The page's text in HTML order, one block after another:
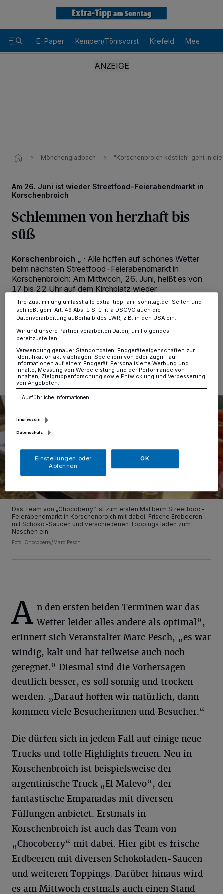
E-Paper Kempen/Tönisvorst Krefeld Meerbusch
Mönchengladbach "Korschenbroich köstlich" geht in
Am 26. Juni ist wieder Streetfood-Feierabendmarkt in
Korschenbroich
Schlemmen von herzhaft bis
süß
Korschenbroich „ · Alle hoffen auf schönes Wetter
beim nächsten Streetfood-Feierabendmarkt in
Korschenbroich: Am Mittwoch, 26. Juni, heißt es von
17 bis 22 Uhr auf dem Kirchplatz wieder
„Korschenbroich köstlich“. Die Veranstalter
versprechen tolle neue Foodtrucks.
19.06.2024 , 09:44 Uhr 2 Minuten Lesezeit
Das Team von „Chocoberry“ ist zum ersten Mal beim Streetfood-
Feierabendmarkt in Korschenbroich mit dabei. Frische Erdbeeren
mit Schoko-Saucen und verschiedenen Toppings laden zum
Naschen ein.
Foto: Chocoberry/Marc Pesch
A n den ersten beiden Terminen war das
Wetter leider alles andere als optimal“,
erinnert sich Veranstalter Marc Pesch, „es war
windig, kalt und hat teilweise auch noch
geregnet.“ Diesmal sind die Vorhersagen
deutlich besser, es soll sonnig und trocken
werden. „Darauf hoffen wir natürlich, dann
kommen viele Besucherinnen und Besucher.“
Die dürfen sich in jedem Fall auf einige neue
Trucks und tolle Highlights freuen. Neu in
Korschenbroich ist beispielsweise der
argentinische Truck „El Malevo“, der
fantastische Empanadas mit diversen
Füllungen anbietet. Erstmals in
Korschenbroich ist auch das Team von
„Chocoberry“ mit dabei. Hier gibt es frische
Erdbeeren mit diversen Schokoladen-Saucen
und weiteren Toppings. Darüber hinaus wird
es am Mittwoch erstmals auch einen Stand
Kennungen auf Ihrem Gerät zu. Durch Auswahl von OK aktivieren Sie
verarbeiten Daten, um Ihnen Dienste bereitzustellen“ aufgeführten
Zwecke. Wenn Tracker deaktiviert sind, sind manche Inhalte und
dieses Menü jederzeit wieder aufrufen, um Ihre Einstellungen zu
ändern oder Ihre Einwilligung zu widerrufen, indem Sie auf den Link
Einstellungen oder Ablehnen am unteren Rand der Webseite klicken.
Ihre Einstellungen gelten innerhalb unseres Website. Weitere
Informationen finden Sie in unserer Datenschutzerklärung.
Ihre Zustimmung umfasst alle extra-tipp-am-sonntag.de-Seiten und
schließt gem. Art. 49 Abs. 1 S. 1 lit. a DSGVO auch die
Datenverarbeitung außerhalb des EWR, z.B. in den USA ein.
Wir und unsere Partner verarbeiten Daten, um Folgendes
bereitzustellen:
Verwendung genauer Standortdaten. Endgeräteeigenschaften zur
Identifikation aktiv abfragen. Speichern von oder Zugriff auf
Informationen auf einem Endgerät. Personalisierte Werbung und
Inhalte, Messung von Werbeleistung und der Performance von
Inhalten, Zielgruppenforschung sowie Entwicklung und Verbesserung
von Angeboten.
Ausführliche Informationen
Impressum
Datenschutz
Einstellungen oder
Ablehnen
OK